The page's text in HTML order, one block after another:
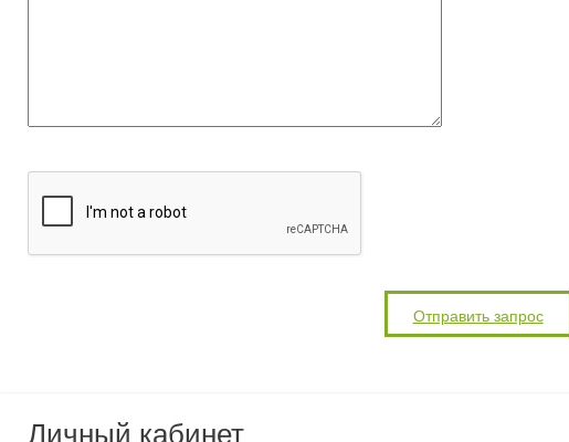
Личный кабинет